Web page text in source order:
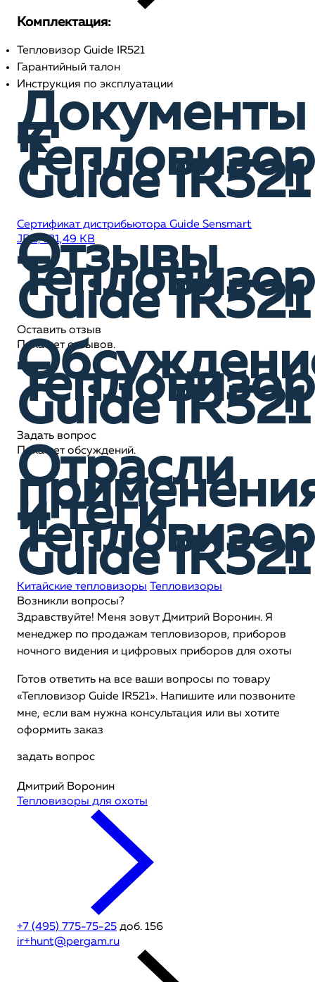
Комплектация:
Тепловизор Guide IR521
Гарантийный талон
Инструкция по эксплуатации
Документы
к
Тепловизор
Guide IR521
Сертификат дистрибьютора Guide Sensmart
JPG, 131,49 KB
Отзывы
Тепловизор
Guide IR521
Оставить отзыв
Пока нет отзывов.
Тепловизор
Guide IR521
Задать вопрос
Пока нет обсуждений.
Отрасли
и теги
Тепловизор
Guide IR521
Китайские тепловизоры
Тепловизоры
Возникли вопросы?
Здравствуйте! Меня зовут Дмитрий Воронин. Я
менеджер по продажам тепловизоров, приборов
ночного видения и цифровых приборов для охоты
Готов ответить на все ваши вопросы по товару
«Тепловизор Guide IR521». Напишите или позвоните
мне, если вам нужна консультация или вы хотите
оформить заказ
задать вопрос
Дмитрий Воронин
Тепловизоры для охоты
+7 (495) 775-75-25 доб. 156
ir+hunt@pergam.ru